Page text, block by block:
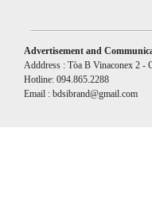
Advertisement and
Adddress : Tòa B Vinaconex 2
Hotline: 094.865.2288
Email : bdsibrand@gmail.com